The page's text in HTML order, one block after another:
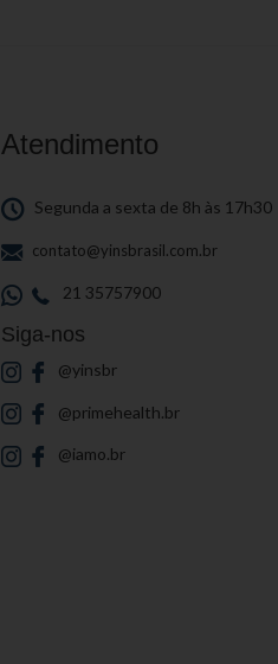
Atendimento
Segunda a sexta de 8h às 17h30
contato@yinsbrasil.com.br
21 35757900
Siga-nos
@yinsbr
@primehealth.br
@iamo.br